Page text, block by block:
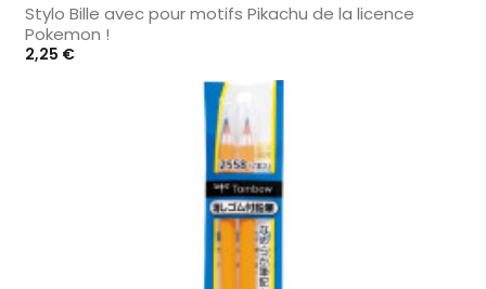
Stylo Bille avec pour motifs Pikachu de la licence
Pokemon !
Prix
2,25 €